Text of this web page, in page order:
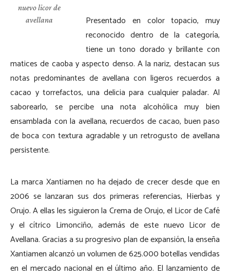
nuevo licor de
avellana
Presentado en color topacio, muy
reconocido dentro de la categoría,
tiene un tono dorado y brillante con
matices de caoba y aspecto denso. A la nariz, destacan sus
notas predominantes de avellana con ligeros recuerdos a
cacao y torrefactos, una delicia para cualquier paladar. Al
saborearlo, se percibe una nota alcohólica muy bien
ensamblada con la avellana, recuerdos de cacao, buen paso
de boca con textura agradable y un retrogusto de avellana
persistente.
La marca Xantiamen no ha dejado de crecer desde que en
2006 se lanzaran sus dos primeras referencias, Hierbas y
Orujo. A ellas les siguieron la Crema de Orujo, el Licor de Café
y el cítrico Limonciño, además de este nuevo Licor de
Avellana. Gracias a su progresivo plan de expansión, la enseña
Xantiamen alcanzó un volumen de 625.000 botellas vendidas
en el mercado nacional en el último año. El lanzamiento de